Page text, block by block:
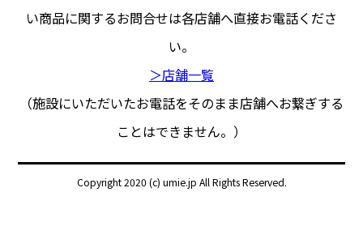
い商品に関するお問合せは各店舗へ直接お電話くださ
い。
＞店舗一覧
（施設にいただいたお電話をそのまま店舗へお繋ぎする
ことはできません。）
Copyright 2020 (c) umie.jp All Rights Reserved.